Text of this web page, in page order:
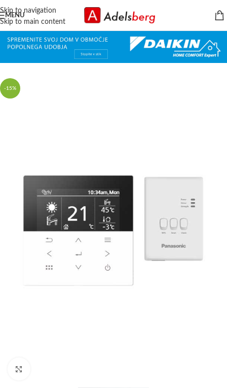
Skip to navigation
Skip to main content
MENU
-15%